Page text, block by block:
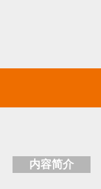
内容简介